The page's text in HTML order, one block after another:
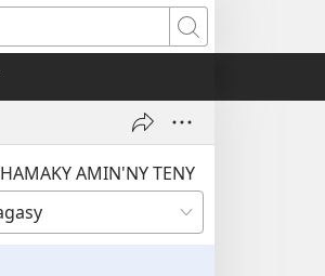
Hikaroka
HAMAKY AMIN'NY TENY